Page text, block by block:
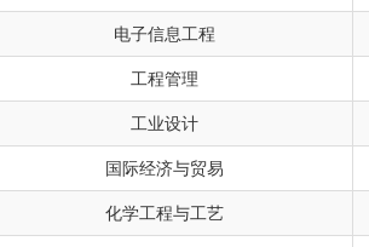
电子信息工程
工程管理
工业设计
国际经济与贸易
化学工程与工艺